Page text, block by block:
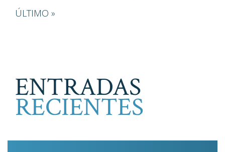
ÚLTIMA
ÚLTIMO »
ENTRADAS
RECIENTES